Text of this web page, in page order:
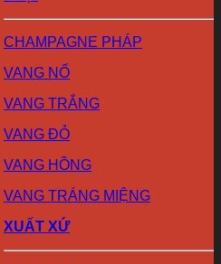
CHAMPAGNE PHÁP
VANG NỔ
VANG TRẮNG
VANG ĐỎ
VANG HỒNG
VANG TRÁNG MIỆNG
XUẤT XỨ